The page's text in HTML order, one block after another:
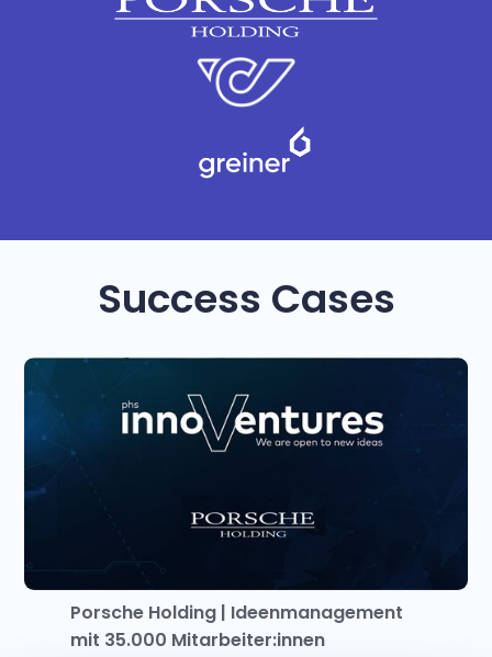
Success Cases
Porsche Holding | Ideenmanagement
mit 35.000 Mitarbeiter:innen